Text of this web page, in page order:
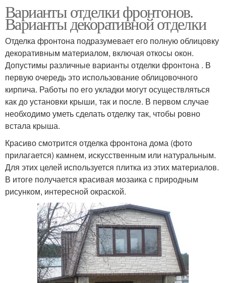
Варианты отделки фронтонов.
Варианты декоративной отделки
Отделка фронтона подразумевает его полную облицовку
декоративным материалом, включая откосы окон.
Допустимы различные варианты отделки фронтона . В
первую очередь это использование облицовочного
кирпича. Работы по его укладки могут осуществляться
как до установки крыши, так и после. В первом случае
необходимо уметь сделать отделку так, чтобы ровно
встала крыша.
Красиво смотрится отделка фронтона дома (фото
прилагается) камнем, искусственным или натуральным.
Для этих целей используется плитка из этих материалов.
В итоге получается красивая мозаика с природным
рисунком, интересной окраской.